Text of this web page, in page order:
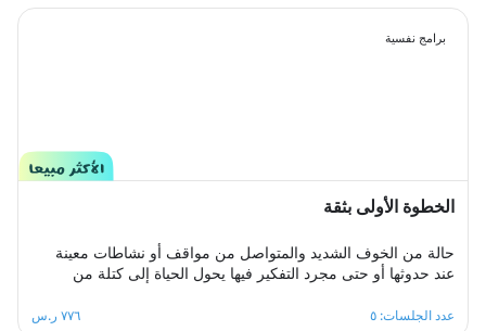
برامج نفسية
الخطوة الأولى بثقة
حالة من الخوف الشديد والمتواصل من مواقف أو نشاطات معينة
عند حدوثها أو حتى مجرد التفكير فيها يحول الحياة إلى كتلة من
برنامج علاجي سلوكي معرفي مخصص يُحدد بعد الخضوع لجلسة
عدد الجلسات: ٥ ٧٧٦ ر.س